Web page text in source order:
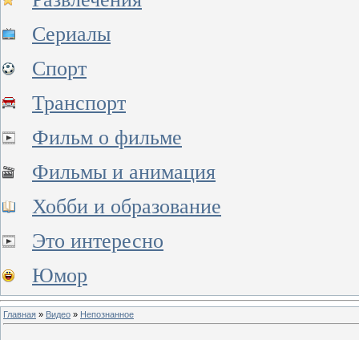
Сериалы
Спорт
Транспорт
Фильм о фильме
Фильмы и анимация
Хобби и образование
Это интересно
Юмор
Главная » Видео » Непознанное